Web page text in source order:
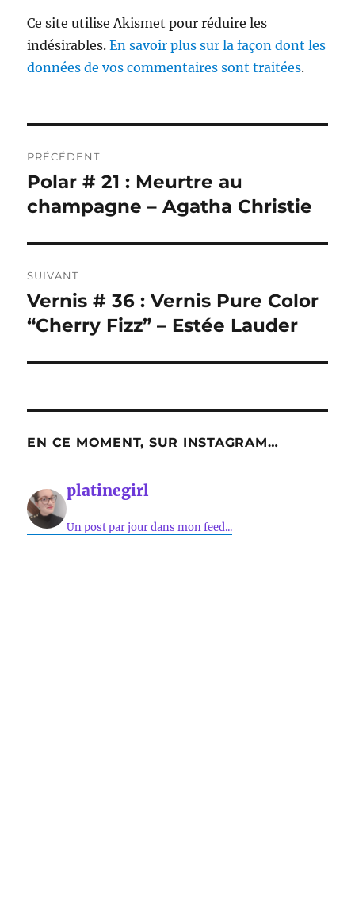
Ce site utilise Akismet pour réduire les
indésirables.En savoir plus sur la façon dont les
données de vos commentaires sont traitées.
de
l’article
PRÉCÉDENT
Publication
précédente :
Polar # 21 : Meurtre au
champagne – Agatha Christie
SUIVANT
Publication
suivante :
Vernis # 36 : Vernis Pure Color
“Cherry Fizz” – Estée Lauder
EN CE MOMENT, SUR INSTAGRAM…
platinegirl
Un post par jour dans mon feed...